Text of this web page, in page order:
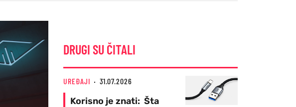
DRUGI SU ČITALI
UREĐAJI 31.07.2026
Korisno je znati: Šta